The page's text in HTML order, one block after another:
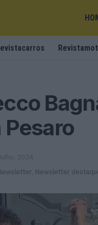
Pesaro
2024
Newsletter